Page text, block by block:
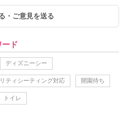
・ご意見を送る
ード
ディズニーシー
ティシーティング対応 開園待ち
トイレ